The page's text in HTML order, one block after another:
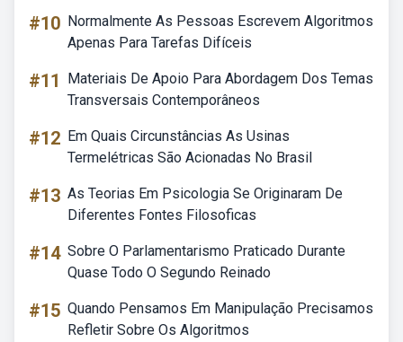
#10 Normalmente As Pessoas Escrevem Algoritmos
Apenas Para Tarefas Difíceis
#11
Materiais De Apoio Para Abordagem Dos Temas
Transversais Contemporâneos
#12 Em Quais Circunstâncias As Usinas
Termelétricas São Acionadas No Brasil
#13 As Teorias Em Psicologia Se Originaram De
Diferentes Fontes Filosoficas
#14 Sobre O Parlamentarismo Praticado Durante
Quase Todo O Segundo Reinado
#15 Quando Pensamos Em Manipulação Precisamos
Refletir Sobre Os Algoritmos